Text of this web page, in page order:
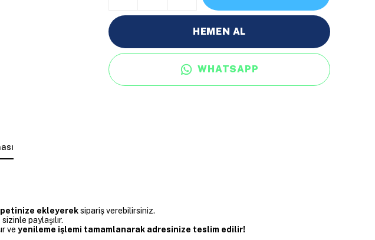
HEMEN AL
WHATSAPP
ekleyereksipariş verebilirsiniz.
paylaşılır.
ve yenileme işlemi tamamlanarak adresinize teslim edilir!